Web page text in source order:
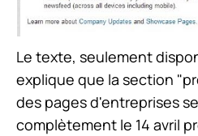
Le texte, seulement
explique que la section
des pages d'entreprises
complètement le 14 avril